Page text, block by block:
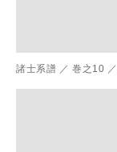
諸士系譜 ／ 巻之10 ／